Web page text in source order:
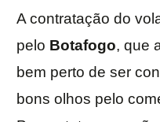
A contratação do
pelo Botafogo, que
bem perto de ser
bons olhos pelo